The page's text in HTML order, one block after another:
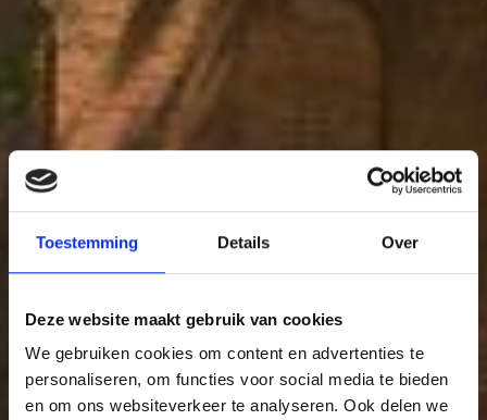
Toestemming Details Over
Deze website maakt gebruik van cookies
We gebruiken cookies om content en advertenties te
personaliseren, om functies voor social media te bieden
en om ons websiteverkeer te analyseren. Ook delen we
64
79
65
64